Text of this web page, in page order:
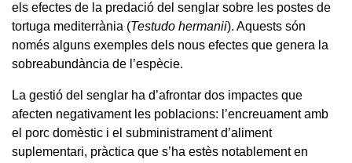
els efectes de la predació del senglar sobre les postes de
tortuga mediterrània (Testudo hermanii). Aquests són
només alguns exemples dels nous efectes que genera la
sobreabundància de l’espècie.
La gestió del senglar ha d’afrontar dos impactes que
afecten negativament les poblacions: l’encreuament amb
el porc domèstic i el subministrament d’aliment
suplementari, pràctica que s’ha estès notablement en